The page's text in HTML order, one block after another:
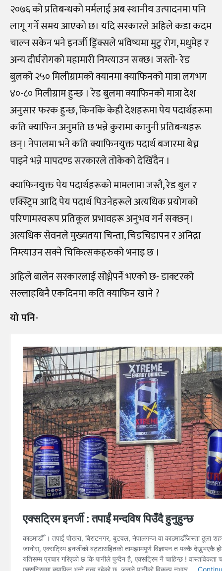
२०७६ को प्रतिबन्धको मर्मलाई अब स्थानीय उत्पादनमा पनि
लागू गर्ने समय आएको छ। यदि सरकारले अहिले कडा कदम
चाल्न सकेन भने इनर्जी ड्रिंक्सले भविष्यमा मुटु रोग, मधुमेह र
अन्य दीर्घरोगको महामारी निम्त्याउन सक्छ। जस्तो- रेड
बुलको २५० मिलीग्रामको क्यानमा क्याफिनको मात्रा लगभग
४०-८० मिलीग्राम हुन्छ । रेड बुलमा क्याफिनको मात्रा देश
अनुसार फरक हुन्छ, किनकि केही देशहरूमा पेय पदार्थहरूमा
कति क्याफिन अनुमति छ भन्ने कुरामा कानुनी प्रतिबन्धहरू
छन्। नेपालमा भने कति क्याफिनयुक्त पदार्थ बजारमा बेच्न
पाइने भन्ने मापदण्ड सरकारले तोकेको देखिँदैन ।
क्याफिनयुक्त पेय पदार्थहरूको मामलामा जस्तै, रेड बुल र
एक्स्ट्रिम आदि पेय पदार्थ पिउनेहरूले अत्यधिक प्रयोगको
परिणामस्वरूप प्रतिकूल प्रभावहरू अनुभव गर्न सक्छन्।
अत्यधिक सेवनले मुख्यतया चिन्ता, चिडचिडापन र अनिद्रा
निम्त्याउन सक्ने चिकित्सकहरुको भनाइ छ ।
अहिले बालेन सरकारलाई सोध्नैपर्ने भएको छ- डाक्टरको
सल्लाहबिनै एकदिनमा कति क्याफिन खाने ?
यो पनि-